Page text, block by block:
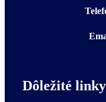
Dôležité linky